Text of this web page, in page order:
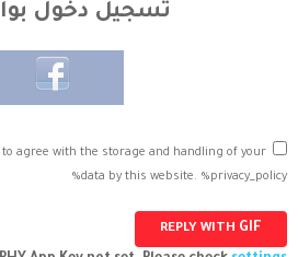
تسجيل دخول
to agree with the storage and handling of your
data by this website. %privacy_policy%
REPLY WITH GIF